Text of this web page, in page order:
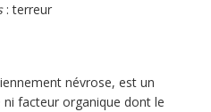
: terreur
névrose, est un
facteur organique dont le